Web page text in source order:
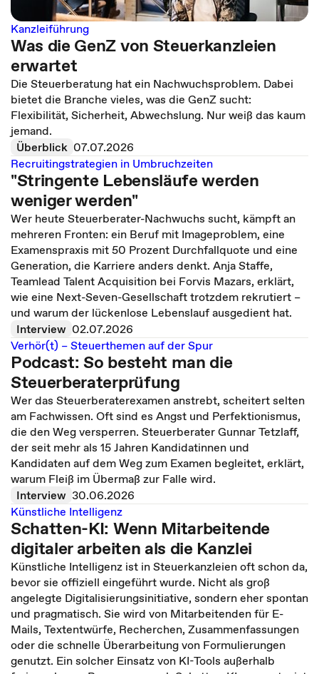
Kanzleiführung
Was die GenZ von Steuerkanzleien
erwartet
Die Steuerberatung hat ein Nachwuchsproblem. Dabei
bietet die Branche vieles, was die GenZ sucht:
Flexibilität, Sicherheit, Abwechslung. Nur weiß das kaum
jemand.
Überblick 07.07.2026
Recruitingstrategien in Umbruchzeiten
"Stringente Lebensläufe werden
weniger werden"
Wer heute Steuerberater-Nachwuchs sucht, kämpft an
mehreren Fronten: ein Beruf mit Imageproblem, eine
Examenspraxis mit 50 Prozent Durchfallquote und eine
Generation, die Karriere anders denkt. Anja Staffe,
Teamlead Talent Acquisition bei Forvis Mazars, erklärt,
wie eine Next-Seven-Gesellschaft trotzdem rekrutiert –
und warum der lückenlose Lebenslauf ausgedient hat.
Interview 02.07.2026
Verhör(t) – Steuerthemen auf der Spur
Podcast: So besteht man die
Steuerberaterprüfung
Wer das Steuerberaterexamen anstrebt, scheitert selten
am Fachwissen. Oft sind es Angst und Perfektionismus,
die den Weg versperren. Steuerberater Gunnar Tetzlaff,
der seit mehr als 15 Jahren Kandidatinnen und
Kandidaten auf dem Weg zum Examen begleitet, erklärt,
warum Fleiß im Übermaß zur Falle wird.
Interview 30.06.2026
Künstliche Intelligenz
Schatten-KI: Wenn Mitarbeitende
digitaler arbeiten als die Kanzlei
Künstliche Intelligenz ist in Steuerkanzleien oft schon da,
bevor sie offiziell eingeführt wurde. Nicht als groß
angelegte Digitalisierungsinitiative, sondern eher spontan
und pragmatisch. Sie wird von Mitarbeitenden für E-
Mails, Textentwürfe, Recherchen, Zusammenfassungen
oder die schnelle Überarbeitung von Formulierungen
genutzt. Ein solcher Einsatz von KI-Tools außerhalb